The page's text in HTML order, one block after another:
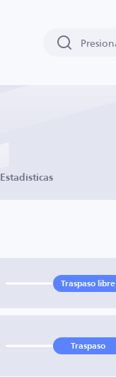
Estadísticas
Traspaso libre
Traspaso